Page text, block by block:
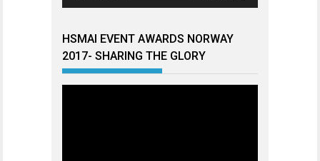
HSMAI EVENT AWARDS NORWAY
2017- SHARING THE GLORY